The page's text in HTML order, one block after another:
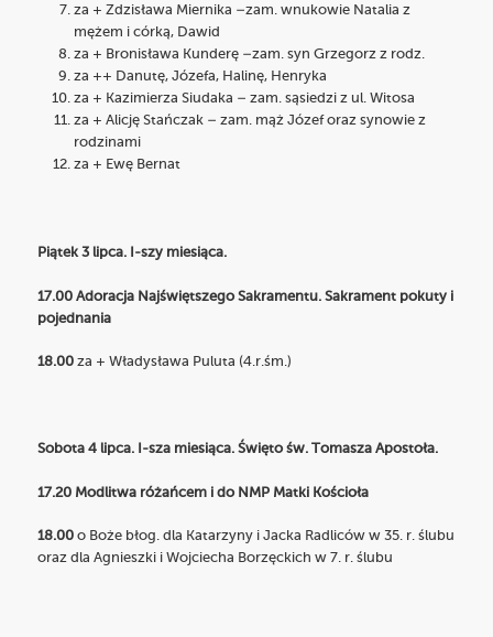
za + Zdzisława Miernika –zam. wnukowie Natalia z
mężem i córką, Dawid
za + Bronisława Kunderę –zam. syn Grzegorz z rodz.
za ++ Danutę, Józefa, Halinę, Henryka
za + Kazimierza Siudaka – zam. sąsiedzi z ul. Witosa
za + Alicję Stańczak – zam. mąż Józef oraz synowie z
rodzinami
za + Ewę Bernat
Piątek 3 lipca. I-szy miesiąca.
17.00 Adoracja Najświętszego Sakramentu. Sakrament pokuty i
pojednania
18.00za + Władysława Puluta (4.r.śm.)
Sobota 4 lipca. I-sza miesiąca. Święto św. Tomasza Apostoła.
17.20 Modlitwa różańcem i do NMP Matki Kościoła
18.00o Boże błog. dla Katarzyny i Jacka Radliców w 35. r. ślubu
oraz dla Agnieszki i Wojciecha Borzęckich w 7. r. ślubu